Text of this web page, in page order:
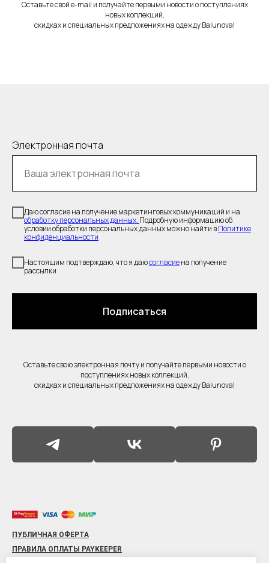
Оставьте свой e-mail и получайте первыми новости о поступлениях
новых коллекций,
скидках и специальных предложениях на одежду Balunova!
Электронная почта
Даю согласие на получение маркетинговых коммуникаций и на
обработку персональных данных. Подробную информацию об
условии обработки персональных данных можно найти вПолитике
конфиденциальности
Настоящим подтверждаю, что я даюсогласиена получение
рассылки
Подписаться
Оставьте свою электронная почту и получайте первыми новости о
поступлениях новых коллекций,
скидках и специальных предложениях на одежду Balunova!
ПУБЛИЧНАЯ ОФЕРТА
ПРАВИЛА ОПЛАТЫ PAYKEEPER